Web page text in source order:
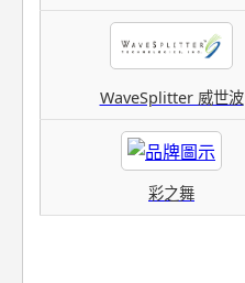
WaveSplitter 威世波
彩之舞